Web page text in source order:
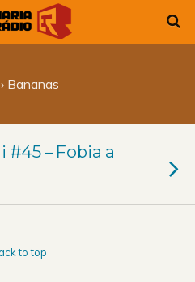
Bananas
#45 – Fobia a
to top